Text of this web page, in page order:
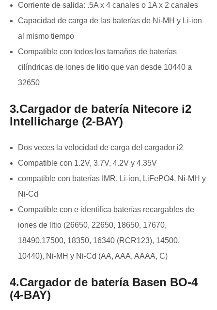
Corriente de salida: .5A x 4 canales o 1A x 2 canales
Capacidad de carga de las baterías de Ni-MH y Li-ion
al mismo tiempo
Compatible con todos los tamaños de baterías
cilíndricas de iones de litio que van desde 10440 a
32650
3.Cargador de batería Nitecore i2
Intellicharge (2-BAY)
Dos veces la velocidad de carga del cargador i2
Compatible con 1.2V, 3.7V, 4.2V y 4.35V
compatible con baterías IMR, Li-ion, LiFePO4, Ni-MH y
Ni-Cd
Compatible con e identifica baterías recargables de
iones de litio (26650, 22650, 18650, 17670,
18490,17500, 18350, 16340 (RCR123), 14500,
10440), Ni-MH y Ni-Cd (AA, AAA, AAAA, C)
4.Cargador de batería Basen BO-4
(4-BAY)